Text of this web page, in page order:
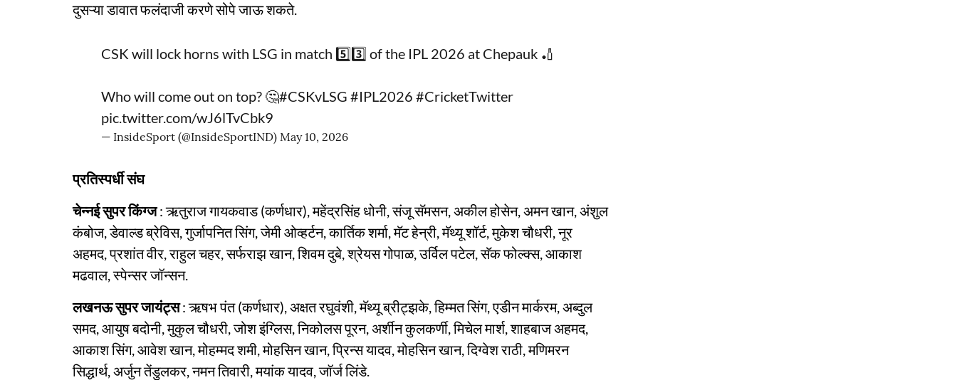
दुसऱ्या डावात फलंदाजी करणे सोपे जाऊ शकते.
CSK will lock horns with LSG in match 5️⃣3️⃣ of the IPL 2026 at Chepauk 🏏
Who will come out on top? 🤔#CSKvLSG #IPL2026 #CricketTwitter
pic.twitter.com/wJ6lTvCbk9
— InsideSport (@InsideSportIND) May 10, 2026
प्रतिस्पर्धी संघ
चेन्नई सुपर किंग्ज: ऋतुराज गायकवाड (कर्णधार), महेंद्रसिंह धोनी, संजू सॅमसन, अकील होसेन, अमन खान, अंशुल
कंबोज, डेवाल्ड ब्रेविस, गुर्जापनित सिंग, जेमी ओव्हर्टन, कार्तिक शर्मा, मॅट हेन्री, मॅथ्यू शॉर्ट, मुकेश चौधरी, नूर
अहमद, प्रशांत वीर, राहुल चहर, सर्फराझ खान, शिवम दुबे, श्रेयस गोपाळ, उर्विल पटेल, सॅक फोल्क्स, आकाश
मढवाल, स्पेन्सर जॉन्सन.
लखनऊ सुपर जायंट्स: ऋषभ पंत (कर्णधार), अक्षत रघुवंशी, मॅथ्यू ब्रीट्झके, हिम्मत सिंग, एडीन मार्करम, अब्दुल
समद, आयुष बदोनी, मुकुल चौधरी, जोश इंग्लिस, निकोलस पूरन, अर्शीन कुलकर्णी, मिचेल मार्श, शाहबाज अहमद,
आकाश सिंग, आवेश खान, मोहम्मद शमी, मोहसिन खान, प्रिन्स यादव, मोहसिन खान, दिग्वेश राठी, मणिमरन
सिद्धार्थ, अर्जुन तेंडुलकर, नमन तिवारी, मयांक यादव, जॉर्ज लिंडे.